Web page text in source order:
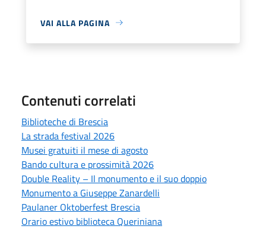
VAI ALLA PAGINA
Contenuti correlati
Biblioteche di Brescia
La strada festival 2026
Musei gratuiti il mese di agosto
Bando cultura e prossimità 2026
Double Reality – Il monumento e il suo doppio
Monumento a Giuseppe Zanardelli
Paulaner Oktoberfest Brescia
Orario estivo biblioteca Queriniana